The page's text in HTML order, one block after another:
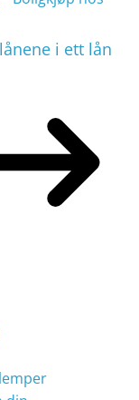
i ett lån